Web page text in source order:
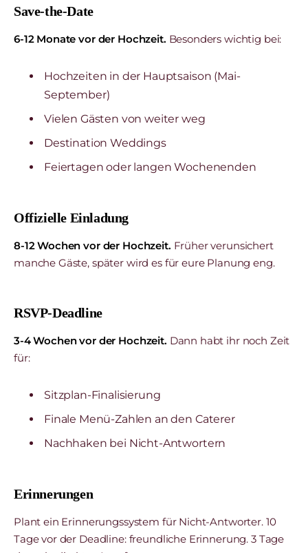
Save-the-Date
6-12 Monate vor der Hochzeit. Besonders wichtig bei:
Hochzeiten in der Hauptsaison (Mai-
September)
Vielen Gästen von weiter weg
Destination Weddings
Feiertagen oder langen Wochenenden
Offizielle Einladung
8-12 Wochen vor der Hochzeit. Früher verunsichert
manche Gäste, später wird es für eure Planung eng.
RSVP-Deadline
3-4 Wochen vor der Hochzeit. Dann habt ihr noch Zeit
für:
Sitzplan-Finalisierung
Finale Menü-Zahlen an den Caterer
Nachhaken bei Nicht-Antwortern
Erinnerungen
Plant ein Erinnerungssystem für Nicht-Antworter. 10
Tage vor der Deadline: freundliche Erinnerung. 3 Tage